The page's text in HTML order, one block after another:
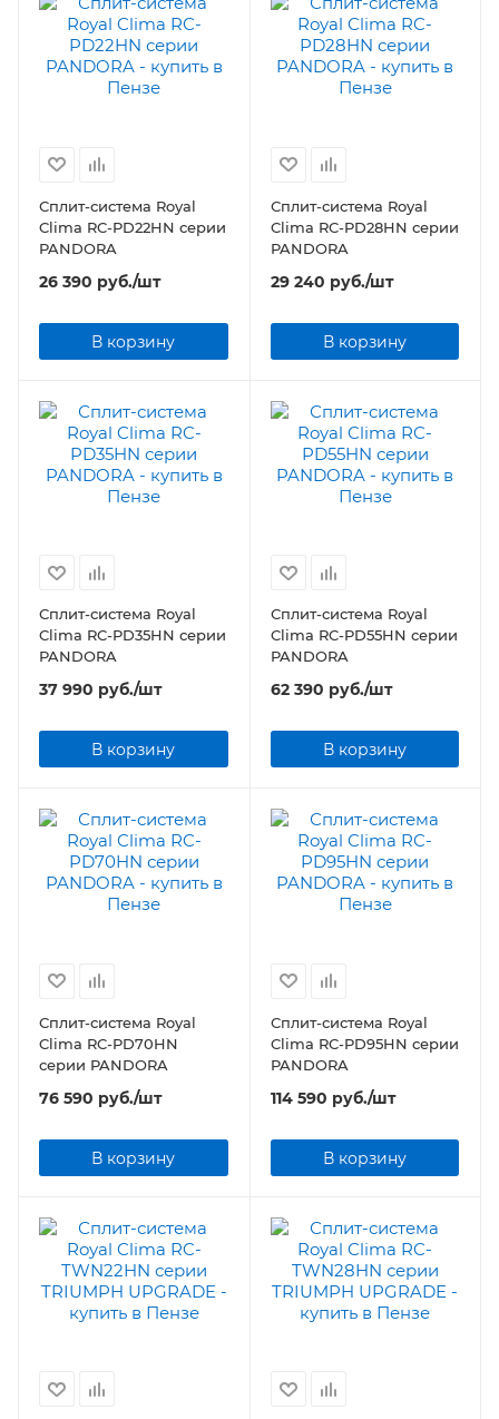
Сплит-система Royal
Clima RC-PD22HN серии
PANDORA
26 390 руб./шт
В корзину
Сплит-система Royal
Clima RC-PD28HN серии
PANDORA
29 240 руб./шт
В корзину
Сплит-система Royal
Clima RC-PD35HN серии
PANDORA
37 990 руб./шт
В корзину
Сплит-система Royal
Clima RC-PD55HN серии
PANDORA
62 390 руб./шт
В корзину
Сплит-система Royal
Clima RC-PD70HN
серии PANDORA
76 590 руб./шт
В корзину
Сплит-система Royal
Clima RC-PD95HN серии
PANDORA
114 590 руб./шт
В корзину